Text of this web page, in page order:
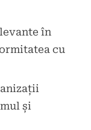
în
cu
și